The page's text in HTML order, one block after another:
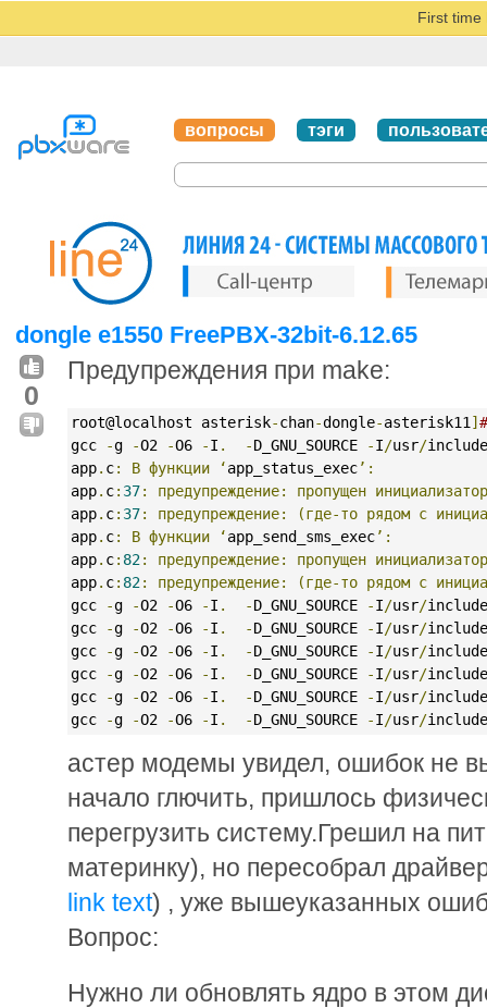
First time
вопросы тэги
dongle e1550 FreePBX-32bit-6.12.65
0
Предупреждения при make:
root@localhost asterisk-chan-dongle-asterisk11 ]
gcc
-g -O2 -O6 -I . -D_GNU_SOURCE -I/usr/
app. c: В функции ‘app_status_exec’:
app. c: 37: предупреждение: пропущен инициализатор
app. c: 37: предупреждение: (где-то рядом с
app. c: В функции ‘app_send_sms_exec’:
app. c: 82: предупреждение: пропущен инициализатор
app. c: 82: предупреждение: (где-то рядом с
gcc
-g -O2 -O6 -I . -D_GNU_SOURCE -I/usr/
gcc
-g -O2 -O6 -I . -D_GNU_SOURCE -I/usr/
gcc
-g -O2 -O6 -I . -D_GNU_SOURCE -I/usr/
gcc
-g -O2 -O6 -I . -D_GNU_SOURCE -I/usr/
gcc
-g -O2 -O6 -I . -D_GNU_SOURCE -I/usr/
gcc
-g -O2 -O6 -I . -D_GNU_SOURCE -I/usr/
астер модемы увидел, ошибок не
начало глючить, пришлось
перегрузить систему.Грешил на
материнку), но пересобрал
link text) , уже вышеуказанных
Вопрос:
Нужно ли обновлять ядро в этом